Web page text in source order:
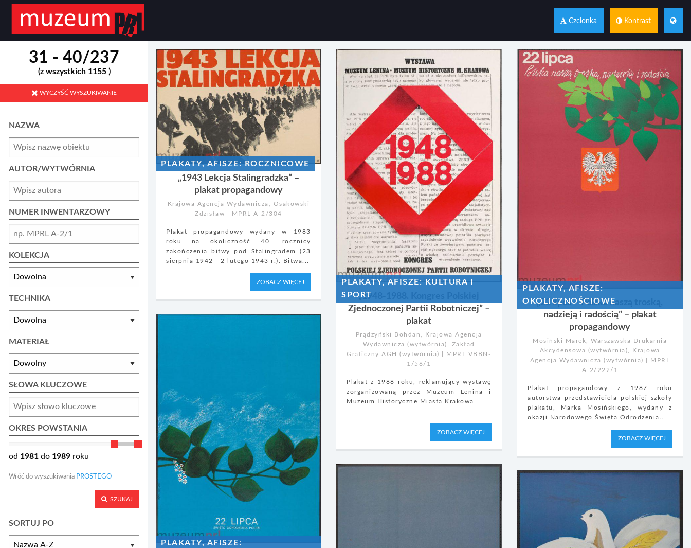
Czcionka Kontrast
31 - 40/237
(z wszystkich 1155 )
WYCZYŚĆ WYSZUKIWANIE
NAZWA
AUTOR/WYTWÓRNIA
NUMER INWENTARZOWY
KOLEKCJA
TECHNIKA
MATERIAŁ
SŁOWA KLUCZOWE
OKRES POWSTANIA
od 1981 do 1989 roku
Wróć do wyszukiwania PROSTEGO
SZUKAJ
SORTUJ PO
PLAKATY, AFISZE: ROCZNICOWE
„1943 Lekcja Stalingradzka” –
plakat propagandowy
Krajowa Agencja Wydawnicza, Osakowski
Zdzisław | MPRL A-2/304
Plakat propagandowy wydany w 1983
roku na okoliczność 40. rocznicy
zakończenia bitwy pod Stalingradem (23
sierpnia 1942 - 2 lutego 1943 r.). Bitwa...
ZOBACZ WIĘCEJ
PLAKATY, AFISZE: KULTURA I
SPORT„1948-1988. Kongres Polskiej
Zjednoczonej Partii Robotniczej” –
plakat
Prądzyński Bohdan, Krajowa Agencja
Wydawnicza (wytwórnia), Zakład
Graficzny AGH (wytwórnia) | MPRL VBBN-
1/56/1
Plakat z 1988 roku, reklamujący wystawę
zorganizowaną przez Muzeum Lenina i
Muzeum Historyczne Miasta Krakowa.
ZOBACZ WIĘCEJ
PLAKATY, AFISZE:
OKOLICZNOŚCIOWE
„22 lipca – Polska naszą troską,
nadzieją i radością” – plakat
propagandowy
Mosiński Marek, Warszawska Drukarnia
Akcydensowa (wytwórnia), Krajowa
Agencja Wydawnicza (wytwórnia) | MPRL
A-2/222/1
Plakat propagandowy z 1987 roku
autorstwa przedstawiciela polskiej szkoły
plakatu, Marka Mosińskiego, wydany z
okazji Narodowego Święta Odrodzenia...
ZOBACZ WIĘCEJ
PLAKATY, AFISZE: